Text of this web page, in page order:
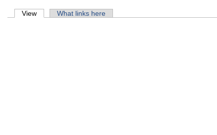
Primary tabs
View (active tab)What links here